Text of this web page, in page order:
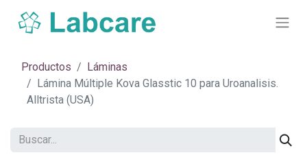
Productos
Láminas
Lámina Múltiple Kova Glasstic 10 para Uroanalisis.
Alltrista (USA)